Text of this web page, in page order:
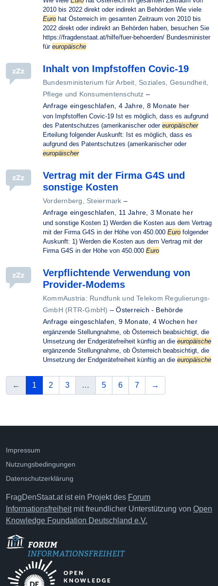
2010 bis 2022 direkt oder indirekt an Behörden Wie viele
Euro hat Österreich im gesamten Zeitraum von 2010 bis
2022 direkt oder indirekt an Behörden haben, besuchen Sie
https://fragdenstaat.at/hilfe/fuer-behoerden/ Bundesminister
für europäische
Inhalt von Impfstoffen Covic-19
Bundesministerium für Arbeit, Soziales, Gesundheit,
Pflege und Konsumentenschutz –
Anfrage eingeschlafen, 4 Jahre, 8 Monate her
von Impfstoffen Covic-19 Ist es möglich, dass es aufgrund
des Patentschutzes (amerikanischer oder europäischer
Erteilung folgender Auskunft: Ist es möglich, dass es
aufgrund des Patentschutzes (amerikanischer oder
europäischer
Vertrag mit der Firma G4S und
sonstige Kosten
Vordernberg, Steiermark –
Anfrage eingeschlafen, 11 Jahre, 3 Monate her
und sonstige Kosten 1) Werden die Kosten aus dem Vertrag
mit der Firma G4S in der Höhe von 450.000 Euro folgender
Auskunft: 1) Werden die Kosten aus dem Vertrag mit der
Firma G4S in der Höhe von 450.000 Euro
Verpflichtende Verwendung von
Provider-Modems
KommAustria: Rundfunk und Telekom Regulierungs-
GmbH (RTR-GmbH) –Österreich - Behörde
Anfrage eingeschlafen, 9 Monate, 4 Wochen her
ergänzende Stellungnahme, ob Österreich beabsichtigt, die
Umsetzung der Endgerätefreiheit künftig an die europäische
ergänzende Stellungnahme, ob Österreich beabsichtigt, die
Umsetzung der Endgerätefreiheit künftig an die europäische
← vorherige
1 (aktuelle Seite)
2 3 … 5 6 7 →
Impressum
Nutzungsbedingungen
Datenschutzerklärung
FragDenStaat.at ist ein Projekt des Forum
Informationsfreiheitmit freundlicher Unterstützung von Open
Knowledge Foundation Deutschland e.V.